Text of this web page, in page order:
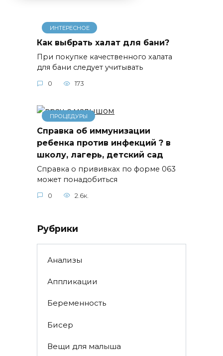
ИНТЕРЕСНОЕ
Как выбрать халат для бани?
При покупке качественного халата
для бани следует учитывать
0 173
ПРОЦЕДУРЫ
Справка об иммунизации
ребенка против инфекций ? в
школу, лагерь, детский сад
Справка о прививках по форме 063
может понадобиться
0 2.6к.
Рубрики
Анализы
Аппликации
Беременность
Бисер
Вещи для малыша